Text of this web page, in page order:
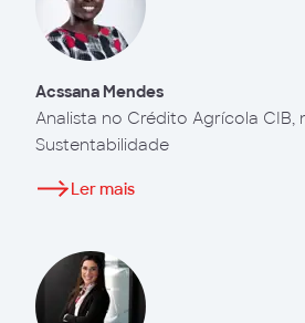
Acssana Mendes
Analista no Crédito Agrícola CIB,
Sustentabilidade
Ler mais